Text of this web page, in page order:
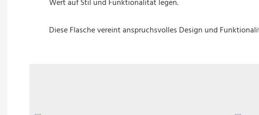
Wert auf Stil und Funktionalität legen.
Diese Flasche vereint anspruchsvolles Design und